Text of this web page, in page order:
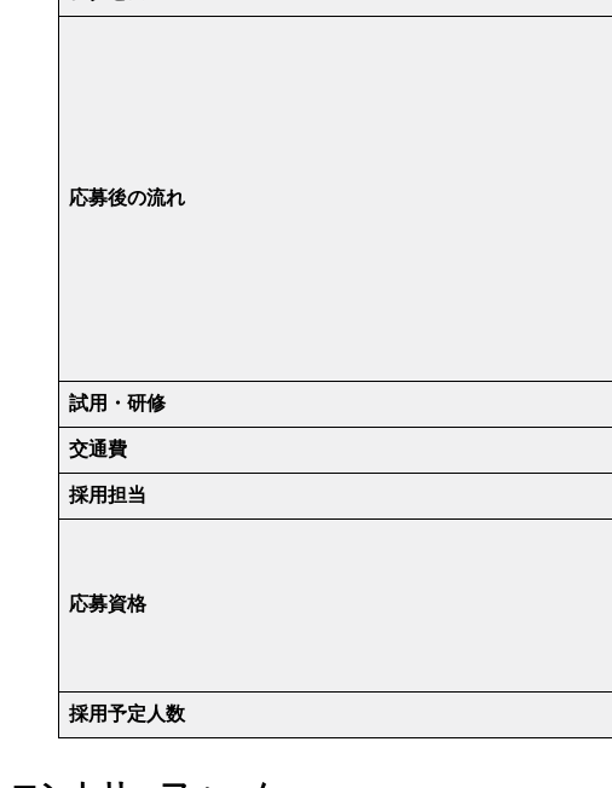
応募後の流れ
試用・研修
交通費
採用担当
応募資格
採用予定人数